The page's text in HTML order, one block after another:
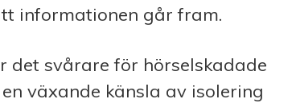
informationen går fram.
det svårare för hörselskadade
växande känsla av isolering